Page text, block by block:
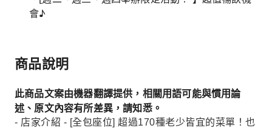
會♪
商品說明
此商品文案由機器翻譯提供，相關用語可能與慣用論
述、原文內容有所差異，請知悉。
- 店家介紹 - [全包座位] 超過170種老少皆宜的菜單！也